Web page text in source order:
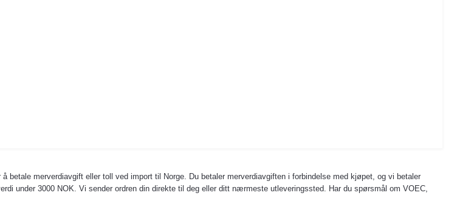
betale merverdiavgift eller toll ved import til Norge. Du betaler merverdiavgiften i forbindelse med kjøpet, og vi betaler
under 3000 NOK. Vi sender ordren din direkte til deg eller ditt nærmeste utleveringssted. Har du spørsmål om VOEC,